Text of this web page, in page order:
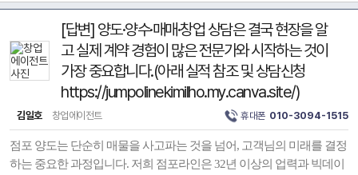
[답변] 양도·양수·매매·창업 상담은 결국 현장을 알
고 실제 계약 경험이 많은 전문가와 시작하는 것이
가장 중요합니다.(아래 실적 참조 및 상담신청
https://jumpolinekimilho.my.canva.site/)
김일호 창업에이전트 휴대폰 010-3094-1515
점포 양도는 단순히 매물을 사고파는 것을 넘어, 고객님의 미래를 결정
하는 중요한 과정입니다. 저희 점포라인은 32년 이상의 업력과 빅데이